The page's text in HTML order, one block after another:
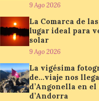
9 Ago 2026
La Comarca de
lugar ideal para
solar
9 Ago 2026
La vigésima
de…viaje nos
d’Angonella en
d’Andorra